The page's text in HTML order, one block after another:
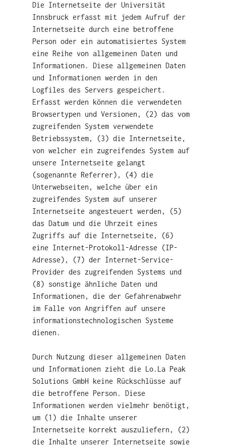
Die Internetseite der Universität
Innsbruck erfasst mit jedem Aufruf der
Internetseite durch eine betroffene
Person oder ein automatisiertes System
eine Reihe von allgemeinen Daten und
Informationen. Diese allgemeinen Daten
und Informationen werden in den
Logfiles des Servers gespeichert.
Erfasst werden können die verwendeten
Browsertypen und Versionen, (2) das vom
zugreifenden System verwendete
Betriebssystem, (3) die Internetseite,
von welcher ein zugreifendes System auf
unsere Internetseite gelangt
(sogenannte Referrer), (4) die
Unterwebseiten, welche über ein
zugreifendes System auf unserer
Internetseite angesteuert werden, (5)
das Datum und die Uhrzeit eines
Zugriffs auf die Internetseite, (6)
eine Internet-Protokoll-Adresse (IP-
Adresse), (7) der Internet-Service-
Provider des zugreifenden Systems und
(8) sonstige ähnliche Daten und
Informationen, die der Gefahrenabwehr
im Falle von Angriffen auf unsere
informationstechnologischen Systeme
dienen.
Durch Nutzung dieser allgemeinen Daten
und Informationen zieht die Lo.La Peak
Solutions GmbH keine Rückschlüsse auf
die betroffene Person. Diese
Informationen werden vielmehr benötigt,
um (1) die Inhalte unserer
Internetseite korrekt auszuliefern, (2)
die Inhalte unserer Internetseite sowie